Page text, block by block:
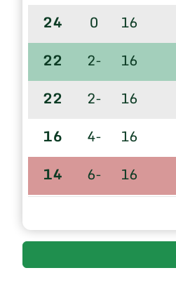
16
0
24
16
-2
22
16
-2
22
16
-4
16
16
-6
14